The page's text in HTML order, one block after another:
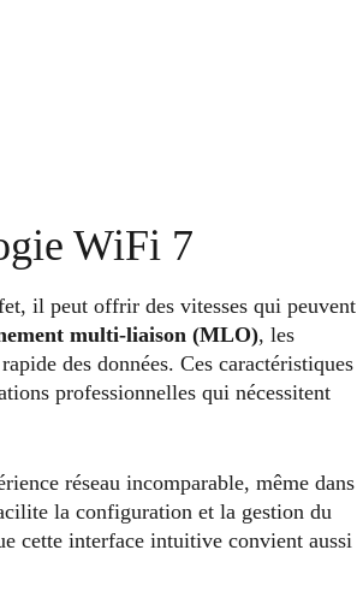
WiFi 7
il peut offrir des vitesses qui peuvent
multi-liaison (MLO), les
des données. Ces caractéristiques
professionnelles qui nécessitent
réseau incomparable, même dans
la configuration et la gestion du
cette interface intuitive convient aussi